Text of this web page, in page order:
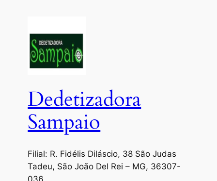
Dedetizadora
Sampaio
Filial: R. Fidélis Diláscio, 38 São Judas
Tadeu, São João Del Rei – MG, 36307-